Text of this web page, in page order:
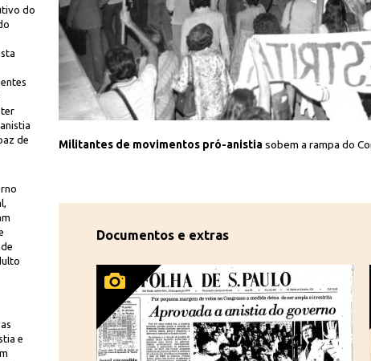
do
ter
de
e
Militantes de movimentos pró-anistiasobem a rampa do
Documentos e extras